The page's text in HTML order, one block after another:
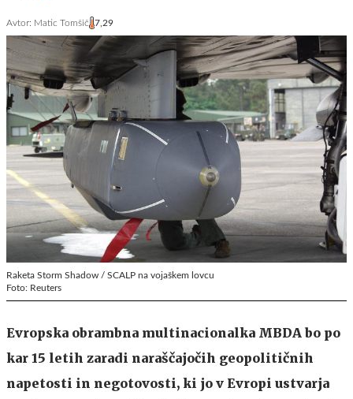
Avtor: Matic Tomšič 7,29
Raketa Storm Shadow / SCALP na vojaškem lovcu
Foto: Reuters
Evropska obrambna multinacionalka MBDA bo po
kar 15 letih zaradi naraščajočih geopolitičnih
napetosti in negotovosti, ki jo v Evropi ustvarja